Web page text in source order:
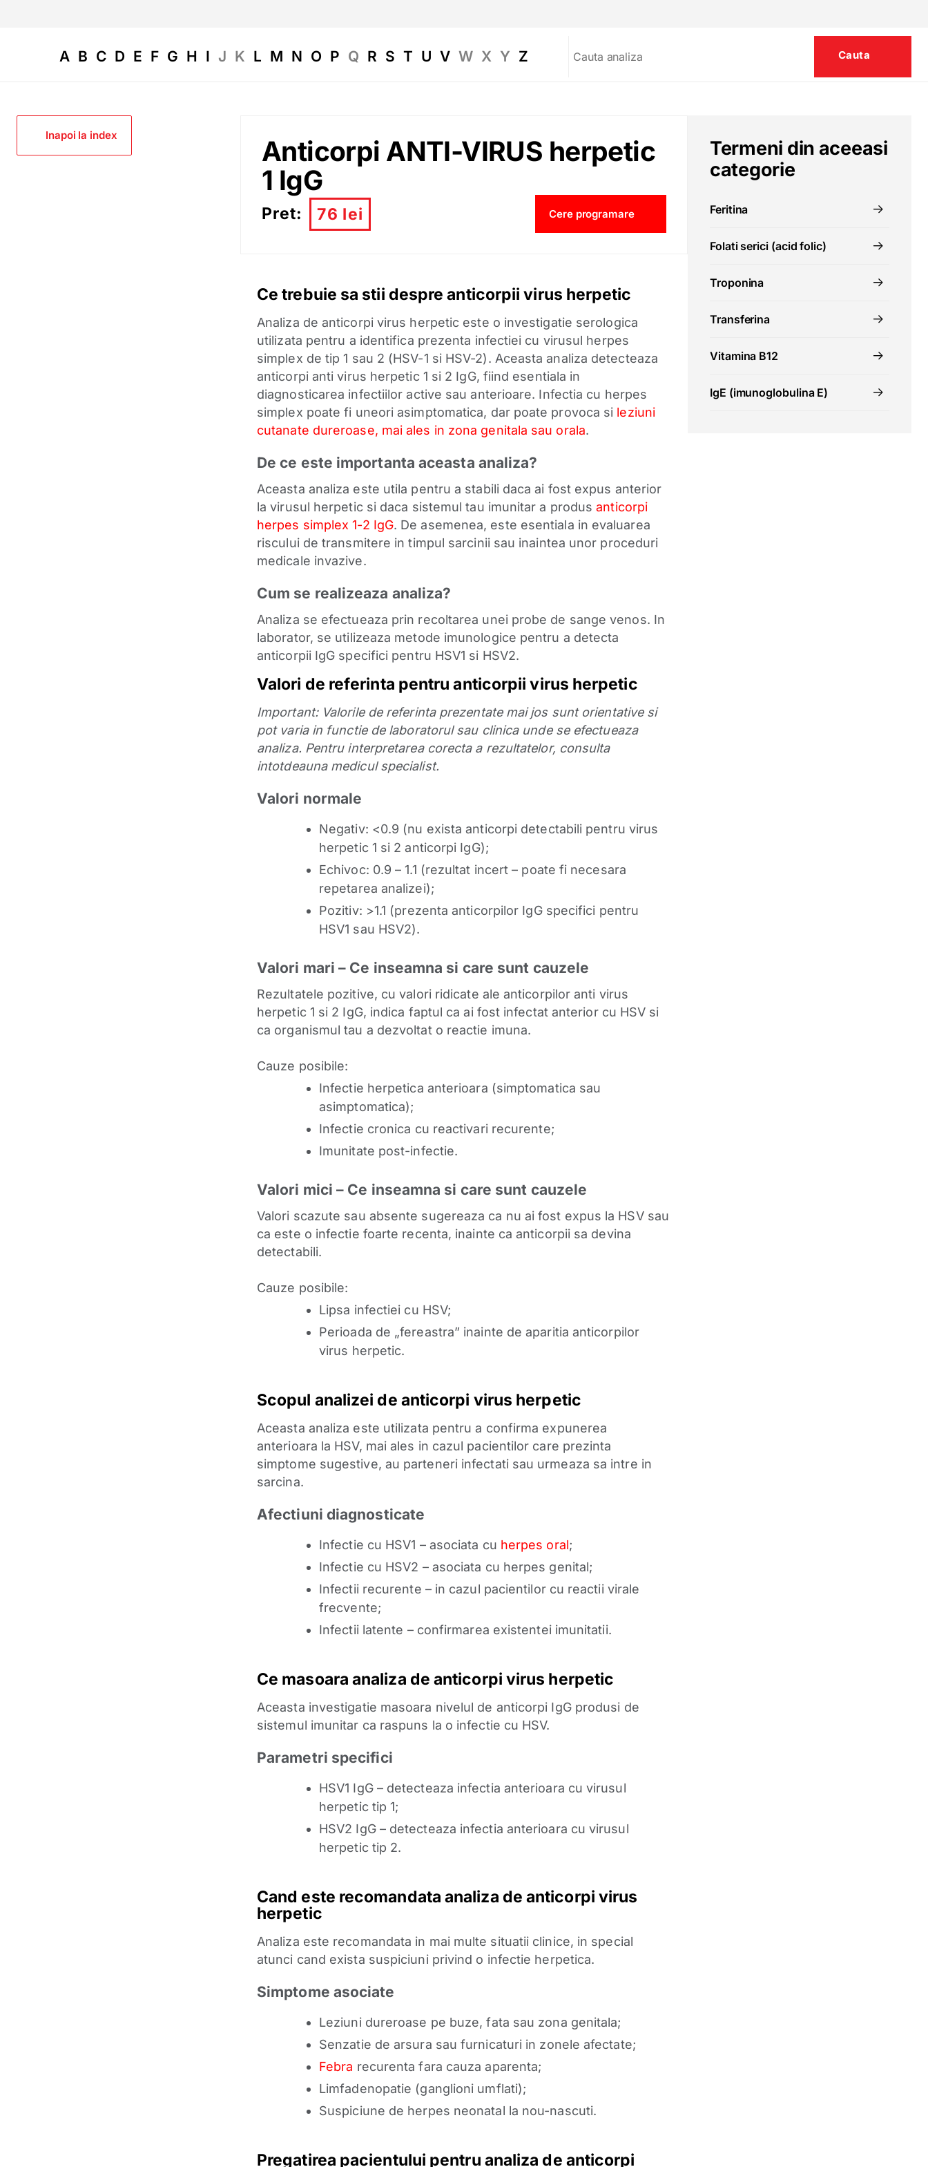
A B C D E F G H I J K L M N O P Q R S T U V W X Y Z
Inapoi la index
Anticorpi ANTI-VIRUS herpetic
1 IgG
Pret: 76 lei Cere programare
Ce trebuie sa stii despre anticorpii virus herpetic
Analiza de anticorpi virus herpetic este o investigatie serologica
utilizata pentru a identifica prezenta infectiei cu virusul herpes
simplex de tip 1 sau 2 (HSV-1 si HSV-2). Aceasta analiza detecteaza
anticorpi anti virus herpetic 1 si 2 IgG, fiind esentiala in
diagnosticarea infectiilor active sau anterioare. Infectia cu herpes
simplex poate fi uneori asimptomatica, dar poate provoca si leziuni
cutanate dureroase, mai ales in zona genitala sau orala.
De ce este importanta aceasta analiza?
Aceasta analiza este utila pentru a stabili daca ai fost expus anterior
la virusul herpetic si daca sistemul tau imunitar a produsanticorpi
herpes simplex 1-2 IgG. De asemenea, este esentiala in evaluarea
riscului de transmitere in timpul sarcinii sau inaintea unor proceduri
medicale invazive.
Cum se realizeaza analiza?
Analiza se efectueaza prin recoltarea unei probe de sange venos. In
laborator, se utilizeaza metode imunologice pentru a detecta
anticorpii IgG specifici pentru HSV1 si HSV2.
Valori de referinta pentru anticorpii virus herpetic
Important: Valorile de referinta prezentate mai jos sunt orientative si
pot varia in functie de laboratorul sau clinica unde se efectueaza
analiza. Pentru interpretarea corecta a rezultatelor, consulta
intotdeauna medicul specialist.
Valori normale
Negativ: <0.9 (nu exista anticorpi detectabili pentru virus
herpetic 1 si 2 anticorpi IgG);
Echivoc: 0.9 – 1.1 (rezultat incert – poate fi necesara
repetarea analizei);
Pozitiv: >1.1 (prezenta anticorpilor IgG specifici pentru
HSV1 sau HSV2).
Valori mari – Ce inseamna si care sunt cauzele
Rezultatele pozitive, cu valori ridicate ale anticorpilor anti virus
herpetic 1 si 2 IgG, indica faptul ca ai fost infectat anterior cu HSV si
ca organismul tau a dezvoltat o reactie imuna.
Cauze posibile:
Infectie herpetica anterioara (simptomatica sau
asimptomatica);
Infectie cronica cu reactivari recurente;
Imunitate post-infectie.
Valori mici – Ce inseamna si care sunt cauzele
Valori scazute sau absente sugereaza ca nu ai fost expus la HSV sau
ca este o infectie foarte recenta, inainte ca anticorpii sa devina
detectabili.
Cauze posibile:
Lipsa infectiei cu HSV;
Perioada de „fereastra” inainte de aparitia anticorpilor
virus herpetic.
Scopul analizei de anticorpi virus herpetic
Aceasta analiza este utilizata pentru a confirma expunerea
anterioara la HSV, mai ales in cazul pacientilor care prezinta
simptome sugestive, au parteneri infectati sau urmeaza sa intre in
sarcina.
Afectiuni diagnosticate
Infectie cu HSV1 – asociata cu herpes oral;
Infectie cu HSV2 – asociata cu herpes genital;
Infectii recurente – in cazul pacientilor cu reactii virale
frecvente;
Infectii latente – confirmarea existentei imunitatii.
Ce masoara analiza de anticorpi virus herpetic
Aceasta investigatie masoara nivelul de anticorpi IgG produsi de
sistemul imunitar ca raspuns la o infectie cu HSV.
Parametri specifici
HSV1 IgG – detecteaza infectia anterioara cu virusul
herpetic tip 1;
HSV2 IgG – detecteaza infectia anterioara cu virusul
herpetic tip 2.
Cand este recomandata analiza de anticorpi virus
herpetic
Analiza este recomandata in mai multe situatii clinice, in special
atunci cand exista suspiciuni privind o infectie herpetica.
Simptome asociate
Leziuni dureroase pe buze, fata sau zona genitala;
Senzatie de arsura sau furnicaturi in zonele afectate;
Febra recurenta fara cauza aparenta;
Limfadenopatie (ganglioni umflati);
Suspiciune de herpes neonatal la nou-nascuti.
Pregatirea pacientului pentru analiza de anticorpi
Termeni din aceeasi
categorie
Feritina
Folati serici (acid folic)
Troponina
Transferina
Vitamina B12
IgE (imunoglobulina E)